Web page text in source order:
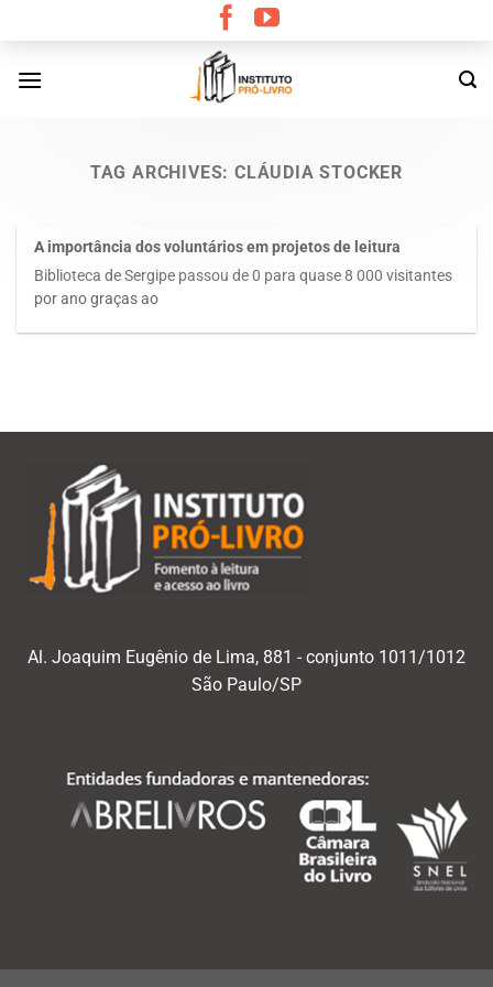
content
TAG ARCHIVES:CLÁUDIA STOCKER
A importância dos voluntários em projetos de leitura
Biblioteca de Sergipe passou de 0 para quase 8 000 visitantes
por ano graças ao
Al. Joaquim Eugênio de Lima, 881 - conjunto 1011/1012
São Paulo/SP